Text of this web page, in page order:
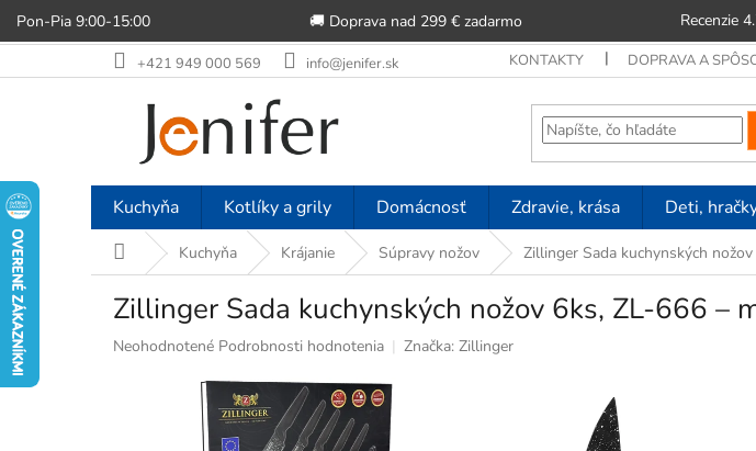
Pon-Pia 9:00-15:00 🚚 Doprava nad 299 € zadarmo Recenzie
na
+421 949 000 569 info@jenifer.sk KONTAKTY DOPRAVA A
Kuchyňa Kotlíky a grily Domácnosť Zdravie, krása Deti,
DomovKuchyňa Krájanie Súpravy nožov Zillinger Sada kuchynských
Zillinger Sada kuchynských nožov 6ks, ZL-666 –
Priemerné
Neohodnotené Podrobnosti hodnotenia Značka: Zillinger